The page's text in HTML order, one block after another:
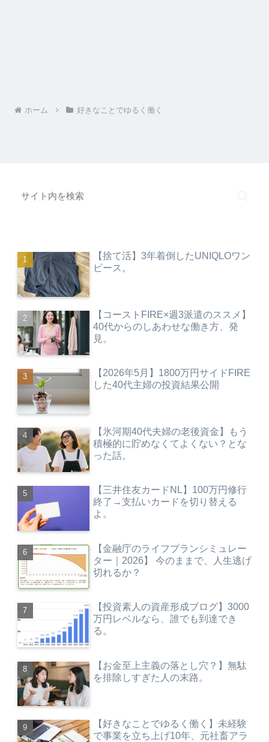
ホーム 好きなことでゆるく働く
【捨て活】3年着倒したUNIQLOワン
ピース。
【コーストFIRE×週3派遣のススメ】
40代からのしあわせな働き方、発
見。
【2026年5月】1800万円サイドFIRE
した40代主婦の投資結果公開
【氷河期40代夫婦の老後資金】もう
積極的に貯めなくてよくない？とな
った話。
【三井住友カードNL】100万円修行
終了→支払いカードを切り替える
よ。
【金融庁のライフプランシミュレー
ター｜2026】 今のままで、人生逃げ
切れるか？
【投資素人の資産形成ブログ】3000
万円レベルなら、誰でも到達でき
る。
【お金至上主義の落とし穴？】無駄
を排除しすぎた人の末路。
【好きなことでゆるく働く】未経験
で事業を立ち上げ10年、元社畜アラ